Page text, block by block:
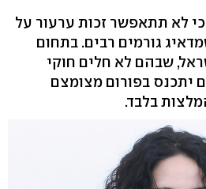
לא תתאפשר זכות ערעור על
גורמים רבים. בתחום
שבהם לא חלים חוקי
יתכנס בפורום מצומצם
בלבד.